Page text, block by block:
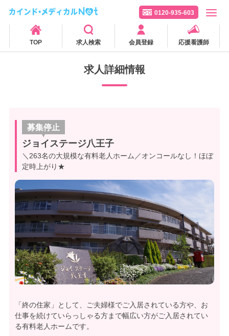
0120-935-603
TOP 求人検索 会員登録 応援看護師
求人詳細情報
募集停止
ジョイステージ八王子
＼263名の大規模な有料老人ホーム／オンコールなし！ほぼ
定時上がり★
「終の住家」として、ご夫婦様でご入居されている方や、お
仕事を続けていらっしゃる方まで幅広い方がご入居されてい
る有料老人ホームです。